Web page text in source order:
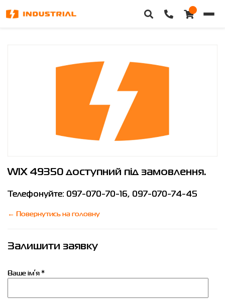
Каталог техніки
Про нас
Особистий кабінет
WIX 49350
WIX 49350 доступний під замовлення.
Телефонуйте: 097-070-70-16, 097-070-74-45
← Повернутись на головну
Залишити заявку
Ваше імʼя *